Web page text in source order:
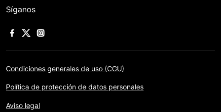
Síganos
Condiciones generales de uso (CGU)
Política de protección de datos personales
Aviso legal